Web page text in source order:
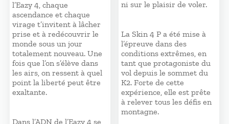
l’Eazy 4, chaque
ascendance et chaque
virage t’invitent à lâcher
prise et à redécouvrir le
monde sous un jour
totalement nouveau. Une
fois que l’on s’élève dans
les airs, on ressent à quel
point la liberté peut être
exaltante.
Dans l’ADN de l’Eazy 4 se
ni sur le plaisir de voler.
La Skin 4 P a été mise à
l’épreuve dans des
conditions extrêmes, en
tant que protagoniste du
vol depuis le sommet du
K2. Forte de cette
expérience, elle est prête
à relever tous les défis en
montagne.